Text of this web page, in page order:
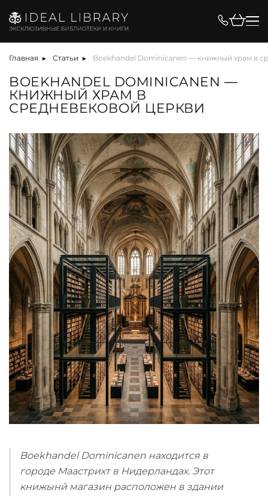
Главная Статьи Boekhandel Dominicanen — книжный храм в
BOEKHANDEL DOMINICANEN —
КНИЖНЫЙ ХРАМ В
СРЕДНЕВЕКОВОЙ ЦЕРКВИ
Boekhandel Dominicanen находится в
городе Маастрихт в Нидерландах. Этот
книжынй магазин расположен в здании